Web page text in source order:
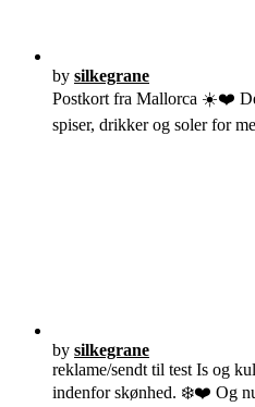
by silkegrane
Postkort fra Mallorca ☀️❤️
spiser, drikker og soler for
by silkegrane
reklame/sendt til test Is og
indenfor skønhed. ❄️❤️ Og